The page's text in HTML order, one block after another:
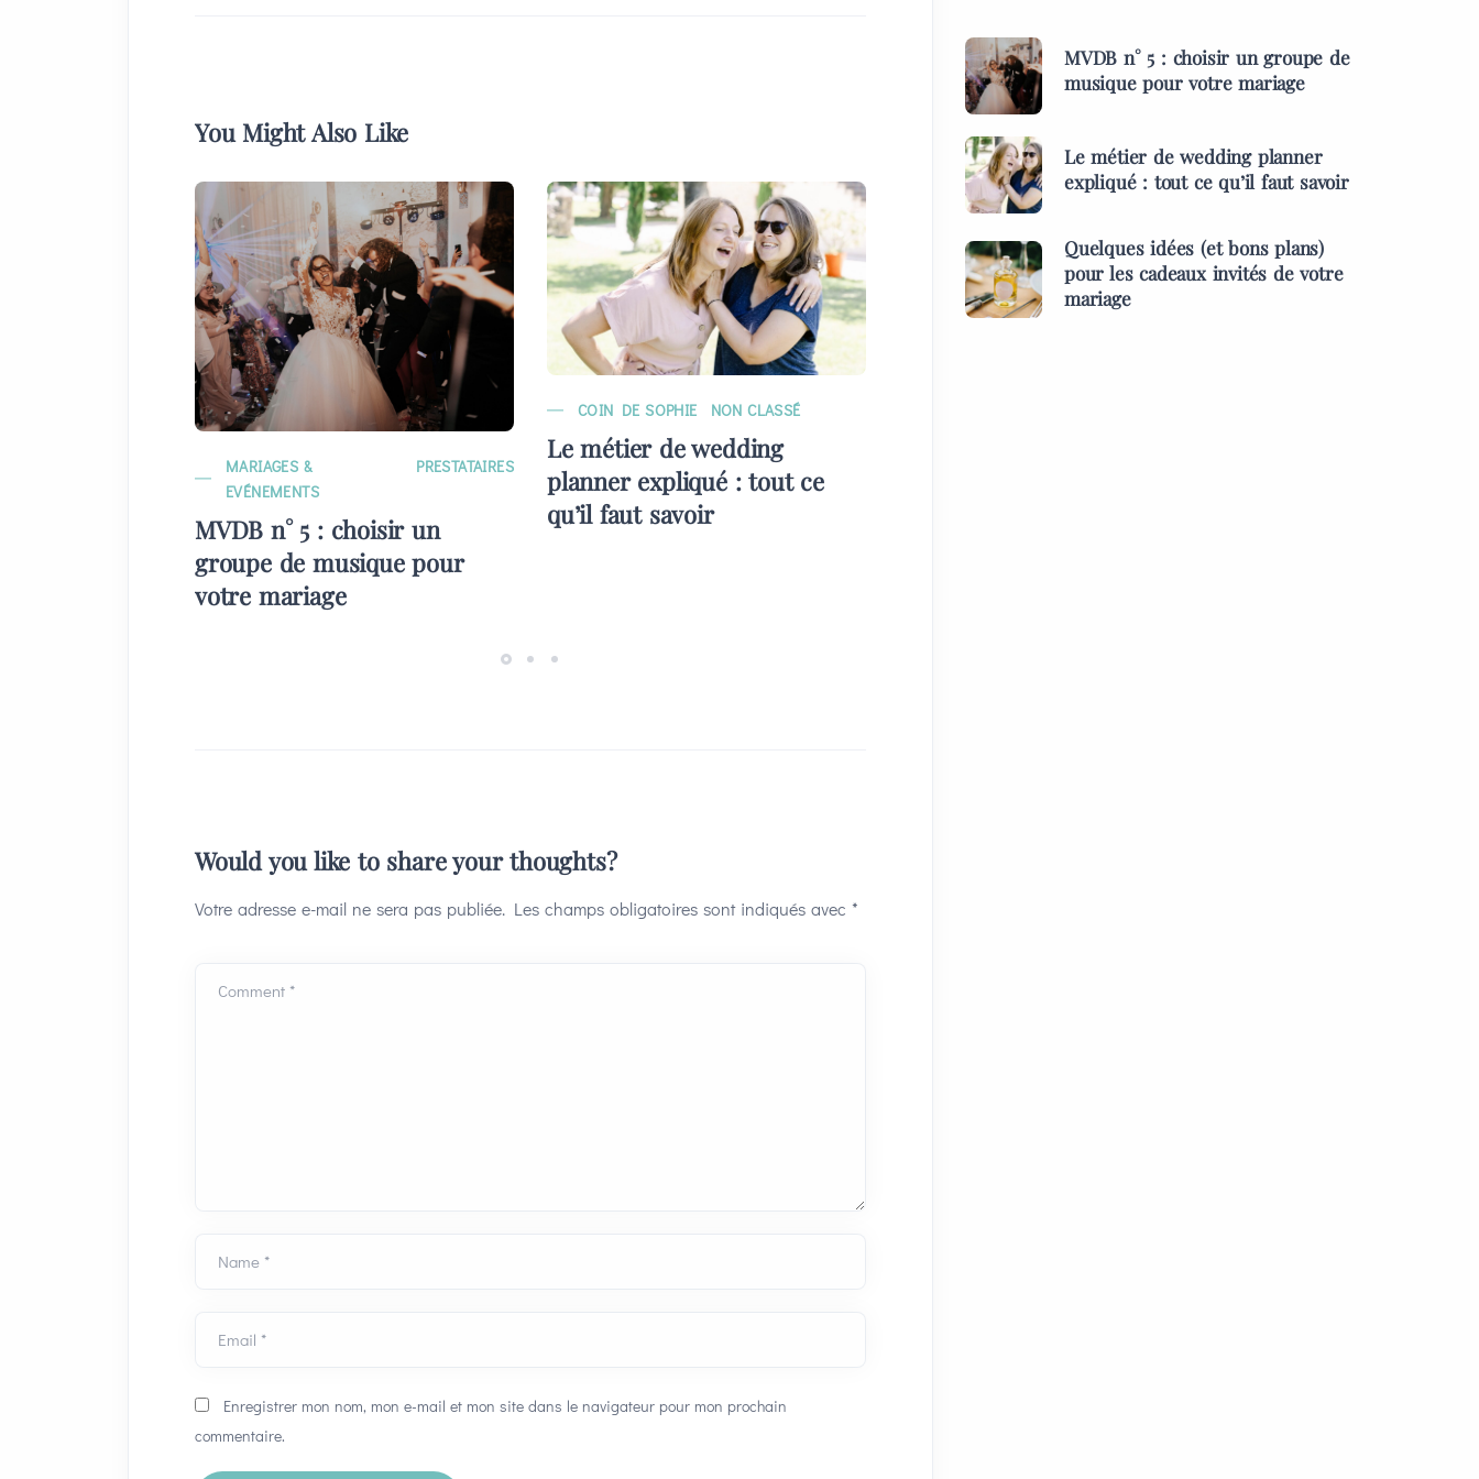
You Might Also Like
MARIAGES &
EVÉNEMENTS
PRESTATAIRES
MVDB n° 5 : choisir un
groupe de musique pour
votre mariage
COIN DE SOPHIE NON CLASSÉ
Le métier de wedding
planner expliqué : tout ce
qu’il faut savoir
Would you like to share your thoughts?
Votre adresse e-mail ne sera pas publiée. Les champs obligatoires sont indiqués avec *
Comment *
Name *
Email *
Enregistrer mon nom, mon e-mail et mon site dans le navigateur pour mon prochain
commentaire.
MVDB n° 5 : choisir un groupe de
musique pour votre mariage
Le métier de wedding planner
expliqué : tout ce qu’il faut savoir
Quelques idées (et bons plans)
pour les cadeaux invités de votre
mariage